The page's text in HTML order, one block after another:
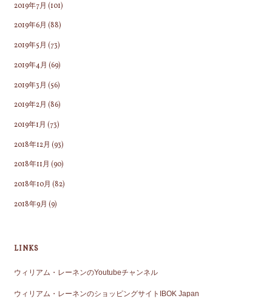
2019年7月 (101)
2019年6月 (88)
2019年5月 (73)
2019年4月 (69)
2019年3月 (56)
2019年2月 (86)
2019年1月 (73)
2018年12月 (93)
2018年11月 (90)
2018年10月 (82)
2018年9月 (9)
LINKS
ウィリアム・レーネンのYoutubeチャンネル
ウィリアム・レーネンのショッピングサイトIBOK Japan